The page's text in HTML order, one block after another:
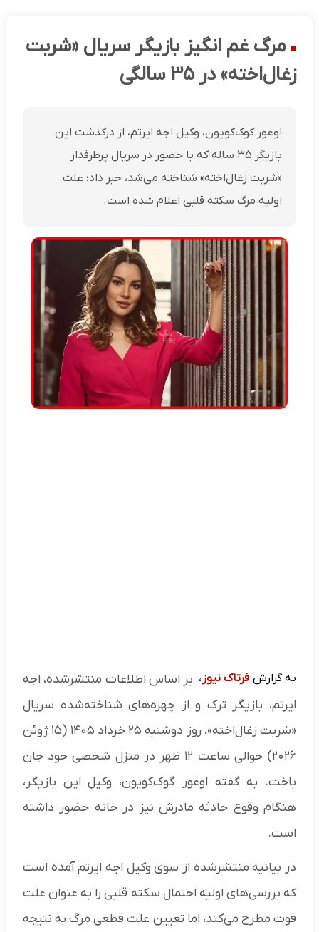
مرگ غم انگیز بازیگر سریال «شربت
زغال‌اخته» در ۳۵ سالگی
اوعور گوک‌کویون، وکیل اجه ایرتم، از درگذشت این
بازیگر ۳۵ ساله که با حضور در سریال پرطرفدار
«شربت زغال‌اخته» شناخته می‌شد، خبر داد؛ علت
اولیه مرگ سکته قلبی اعلام شده است.
به گزارش فرتاک نیوز ، بر اساس اطلاعات منتشرشده، اجه
ایرتم، بازیگر ترک و از چهره‌های شناخته‌شده سریال
«شربت زغال‌اخته»، روز دوشنبه ۲۵ خرداد ۱۴۰۵ (۱۵ ژوئن
۲۰۲۶) حوالی ساعت ۱۲ ظهر در منزل شخصی خود جان
باخت. به گفته اوعور گوک‌کویون، وکیل این بازیگر،
هنگام وقوع حادثه مادرش نیز در خانه حضور داشته
است.
در بیانیه منتشرشده از سوی وکیل اجه ایرتم آمده است
که بررسی‌های اولیه احتمال سکته قلبی را به عنوان علت
فوت مطرح می‌کند، اما تعیین علت قطعی مرگ به نتیجه